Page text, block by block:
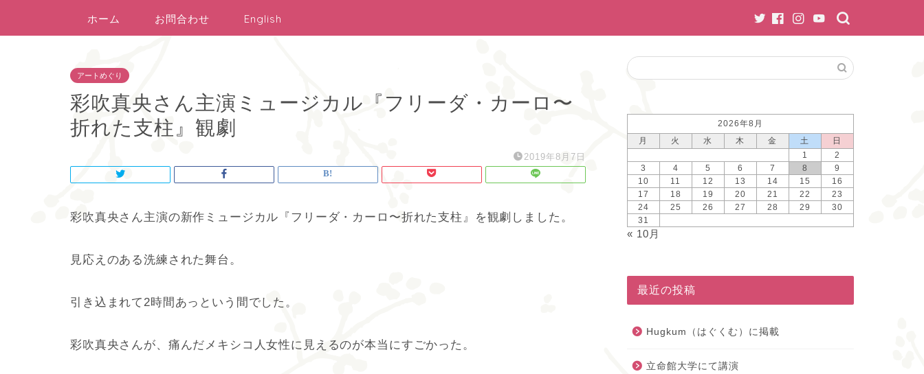
ホーム お問合わせ English
アートめぐり
彩吹真央さん主演ミュージカル『フリーダ・カーロ〜
折れた支柱』観劇
2019年8月7日
彩吹真央さん主演の新作ミュージカル『フリーダ・カーロ〜折れた支柱』を観劇しました。
見応えのある洗練された舞台。
引き込まれて2時間あっという間でした。
彩吹真央さんが、痛んだメキシコ人女性に見えるのが本当にすごかった。
2026年8月
月
火 水 木 金 土
日
1
2
3
4 5 6 7 8
9
10
11 12 13 14 15
16
17
18 19 20 21 22
23
24
25 26 27 28 29
30
31
« 10月
最近の投稿
Hugkum（はぐくむ）に掲載
立命館大学にて講演